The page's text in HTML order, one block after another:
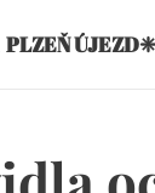
ÚJEZD❈